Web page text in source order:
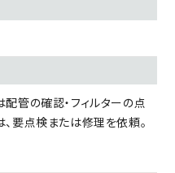
管の確認・フィルターの点
要点検または修理を依頼。